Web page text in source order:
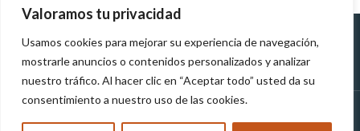
Valoramos tu privacidad
Usamos cookies para mejorar su experiencia de navegación,
mostrarle anuncios o contenidos personalizados y analizar
nuestro tráfico. Al hacer clic en “Aceptar todo” usted da su
consentimiento a nuestro uso de las cookies.
Políticas de
Devolución
Políticas de tratamiento de
datos personales